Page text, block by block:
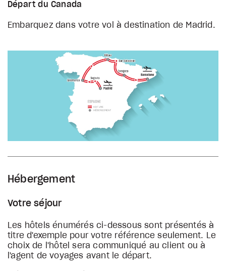
Départ du Canada
Embarquez dans votre vol à destination de Madrid.
Hébergement
Votre séjour
Les hôtels énumérés ci-dessous sont présentés à
titre d'exemple pour votre référence seulement. Le
choix de l'hôtel sera communiqué au client ou à
l'agent de voyages avant le départ.